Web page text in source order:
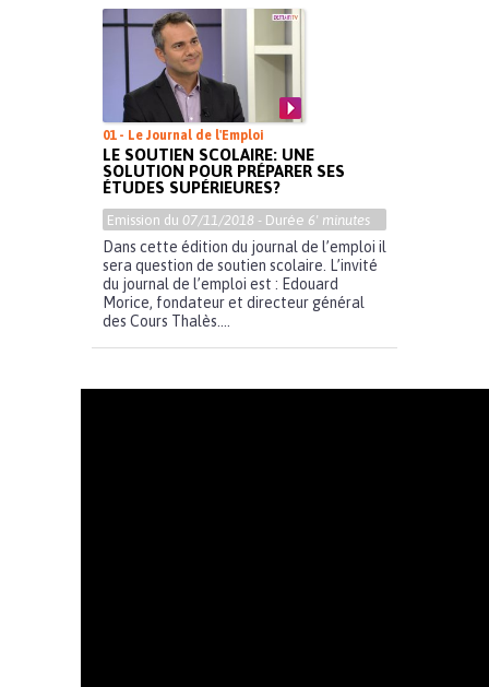
01 - Le Journal de l'Emploi
LE SOUTIEN SCOLAIRE: UNE
SOLUTION POUR PRÉPARER SES
ÉTUDES SUPÉRIEURES?
Emission du 07/11/2018 - Durée 6' minutes
Dans cette édition du journal de l’emploi il
sera question de soutien scolaire. L’invité
du journal de l’emploi est : Edouard
Morice, fondateur et directeur général
des Cours Thalès....